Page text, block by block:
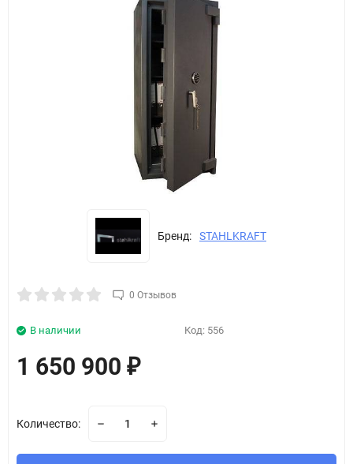
Бренд: STAHLKRAFT
0 Отзывов
В наличии Код: 556
1 650 900 ₽
Количество: